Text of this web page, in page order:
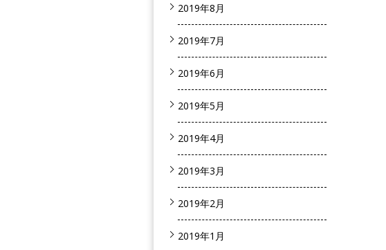
2019年8月
2019年7月
2019年6月
2019年5月
2019年4月
2019年3月
2019年2月
2019年1月